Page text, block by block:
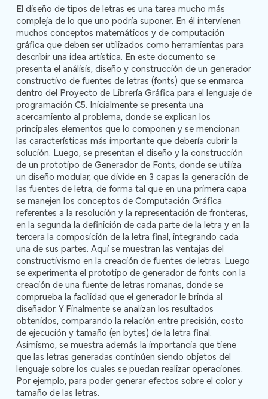
El diseño de tipos de letras es una tarea mucho más
compleja de lo que uno podría suponer. En él intervienen
muchos conceptos matemáticos y de computación
gráfica que deben ser utilizados como herramientas para
describir una idea artística. En este documento se
presenta el análisis, diseño y construcción de un generador
constructivo de fuentes de letras (fonts) que se enmarca
dentro del Proyecto de Librería Gráfica para el lenguaje de
programación C5. Inicialmente se presenta una
acercamiento al problema, donde se explican los
principales elementos que lo componen y se mencionan
las características más importante que debería cubrir la
solución. Luego, se presentan el diseño y la construcción
de un prototipo de Generador de Fonts, donde se utiliza
un diseño modular, que divide en 3 capas la generación de
las fuentes de letra, de forma tal que en una primera capa
se manejen los conceptos de Computación Gráfica
referentes a la resolución y la representación de fronteras,
en la segunda la definición de cada parte de la letra y en la
tercera la composición de la letra final, integrando cada
una de sus partes. Aquí se muestran las ventajas del
constructivismo en la creación de fuentes de letras. Luego
se experimenta el prototipo de generador de fonts con la
creación de una fuente de letras romanas, donde se
comprueba la facilidad que el generador le brinda al
diseñador. Y Finalmente se analizan los resultados
obtenidos, comparando la relación entre precisión, costo
de ejecución y tamaño (en bytes) de la letra final.
Asimismo, se muestra además la importancia que tiene
que las letras generadas continúen siendo objetos del
lenguaje sobre los cuales se puedan realizar operaciones.
Por ejemplo, para poder generar efectos sobre el color y
tamaño de las letras.